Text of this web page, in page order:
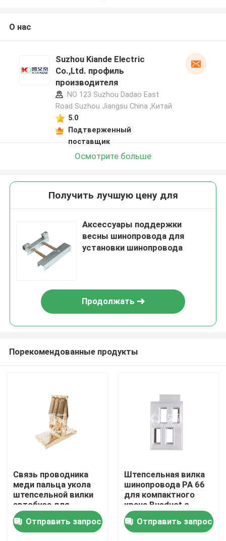
Дом
Продукты
О нас
Suzhou Kiande Electric
Co.,Ltd. профиль
производителя
NO 123 Suzhou Dadao East
Road Suzhou Jiangsu China ,Китай
5.0
Подтверженный
поставщик
Осмотрите больше
Получить лучшую цену для
Аксессуары поддержки
весны шинопровода для
установки шинопровода
Продолжать
Порекомендованные продукты
Связь проводника
меди пальца укола
штепсельной вилки
автобуса для
шинопровода в кране
с коробки
Отправить запрос
Штепсельная вилка
шинопровода PA 66
для компактного
крана Busduct с
блока для силы
Отправить запрос